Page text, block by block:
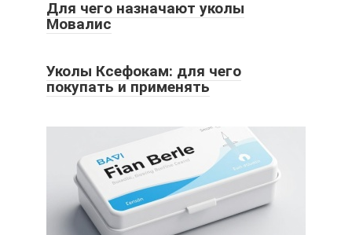
Для чего назначают уколы
Мовалис
Уколы Ксефокам: для чего
покупать и применять